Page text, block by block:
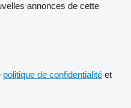
annonces de cette
politique de confidentialité et